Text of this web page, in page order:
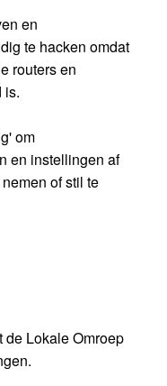
en
te hacken omdat
routers en
is.
om
en instellingen af
of stil te
de Lokale Omroep